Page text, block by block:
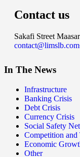
Contact us
Sakafi Street
contact@limslb.com
In The News
Infrastructure
Banking Crisis
Debt Crisis
Currency Crisis
Social Safety Net
Competition and
Economic
Other